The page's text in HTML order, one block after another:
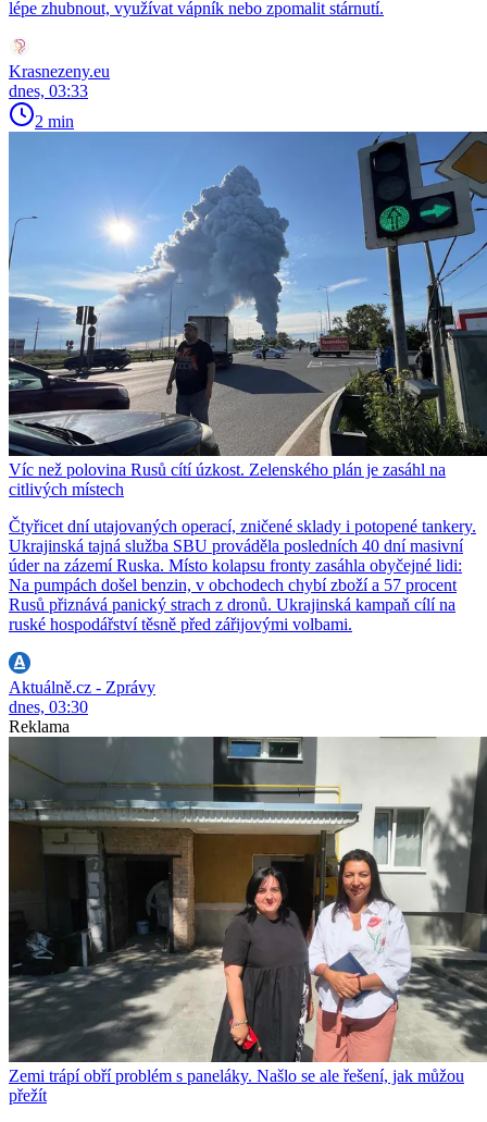
lépe zhubnout, využívat vápník nebo zpomalit stárnutí.
Krasnezeny.eu
dnes, 03:33
2 min
Víc než polovina Rusů cítí úzkost. Zelenského plán je zasáhl na
citlivých místech
Čtyřicet dní utajovaných operací, zničené sklady i potopené tankery.
Ukrajinská tajná služba SBU prováděla posledních 40 dní masivní
úder na zázemí Ruska. Místo kolapsu fronty zasáhla obyčejné lidi:
Na pumpách došel benzin, v obchodech chybí zboží a 57 procent
Rusů přiznává panický strach z dronů. Ukrajinská kampaň cílí na
ruské hospodářství těsně před zářijovými volbami.
Aktuálně.cz - Zprávy
dnes, 03:30
Reklama
Zemi trápí obří problém s paneláky. Našlo se ale řešení, jak můžou
přežít